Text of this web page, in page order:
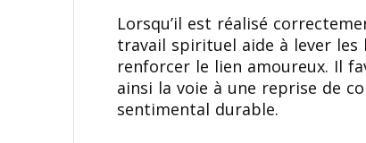
Lorsqu’il est réalisé
travail spirituel aide à lever les
renforcer le lien amoureux. Il
ainsi la voie à une reprise de
sentimental durable.